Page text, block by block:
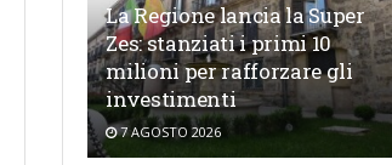
La Regione lancia la Super
Zes: stanziati i primi 10
milioni per rafforzare gli
investimenti
7 AGOSTO 2026